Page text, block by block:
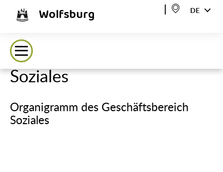
Wolfsburg DE
Soziales
Organigramm des Geschäftsbereich
Soziales